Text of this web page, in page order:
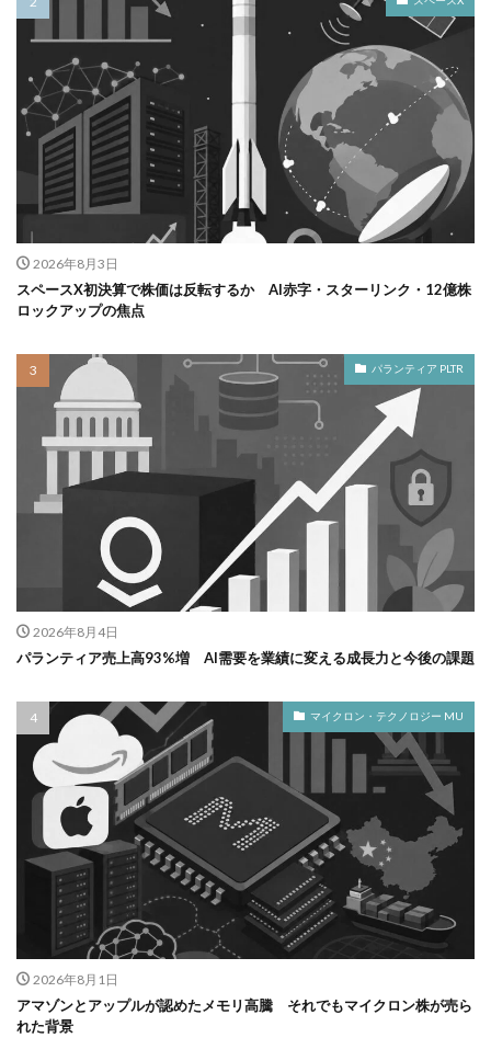
2026年8月3日
スペースX初決算で株価は反転するか AI赤字・スターリンク・12億株
ロックアップの焦点
パランティア PLTR
2026年8月4日
パランティア売上高93%増 AI需要を業績に変える成長力と今後の課題
マイクロン・テクノロジー MU
2026年8月1日
アマゾンとアップルが認めたメモリ高騰 それでもマイクロン株が売ら
れた背景